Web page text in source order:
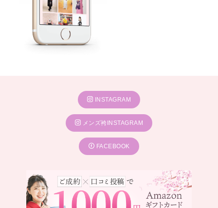
INSTAGRAM
メンズ袴INSTAGRAM
FACEBOOK